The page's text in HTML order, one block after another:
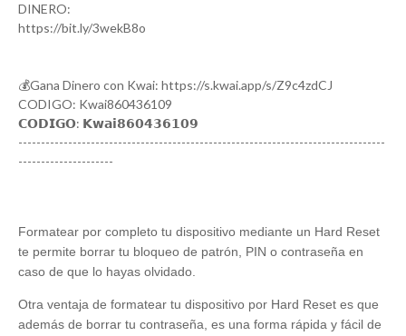
DINERO:
https://bit.ly/3wekB8o
💰Gana Dinero con Kwai: https://s.kwai.app/s/Z9c4zdCJ
CODIGO: Kwai860436109
𝗖𝗢𝗗𝗜𝗚𝗢: 𝗞𝘄𝗮𝗶𝟴𝟲𝟬𝟰𝟯𝟲𝟭𝟬𝟵
---------------------------------------------------------------------------------
---------------------
Formatear por completo tu dispositivo mediante un Hard Reset
te permite borrar tu bloqueo de patrón, PIN o contraseña en
caso de que lo hayas olvidado.
Otra ventaja de formatear tu dispositivo por Hard Reset es que
además de borrar tu contraseña, es una forma rápida y fácil de